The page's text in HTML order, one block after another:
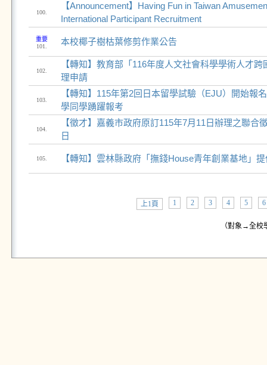
100.
【Announcement】Having Fun in Taiwan
International Participant Recruitment
重要
101.
本校椰子樹枯葉修剪作業公告
102.
【轉知】教育部「116年度人文社會科學學術人才
理申請
103.
【轉知】115年第2回日本留學試驗（EJU）開始報
學同學踴躍報考
104.
【徵才】嘉義市政府原訂115年7月11日辦理之聯合
日
105. 【轉知】雲林縣政府「撫錢House青年創業基地」
上1頁 1 2 3 4 5 6
（對象→全校